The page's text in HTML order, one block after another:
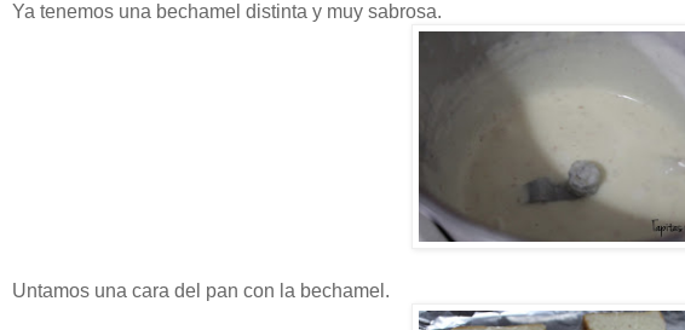
Ya tenemos una bechamel distinta y muy sabrosa.
Untamos una cara del pan con la bechamel.